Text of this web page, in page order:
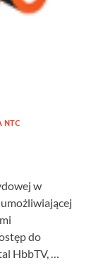
NTC
w
do
HbbTV, …